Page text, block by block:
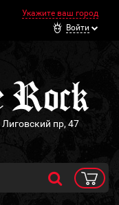
Укажите ваш город
Войти
пр, 47